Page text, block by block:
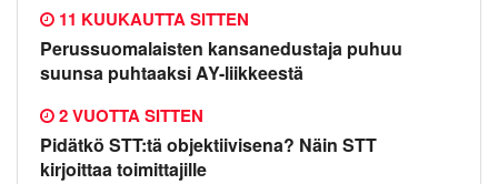
Perussuomalaisten kansanedustaja puhuu
suunsa puhtaaksi AY-liikkeestä
11 KUUKAUTTA SITTEN
Pidätkö STT:tä objektiivisena? Näin STT
kirjoittaa toimittajille
2 VUOTTA SITTEN